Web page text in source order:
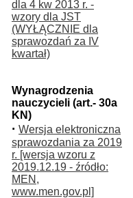
dla 4 kw 2013 r. -
wzory dla JST
(WYŁĄCZNIE dla
sprawozdań za IV
kwartał)
Wynagrodzenia
nauczycieli (art.- 30a
KN)
· Wersja elektroniczna
sprawozdania za 2019
r. [wersja wzoru z
2019.12.19 - źródło:
MEN,
www.men.gov.pl]